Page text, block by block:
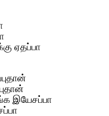
ஏதப்பா
இயேசப்பா